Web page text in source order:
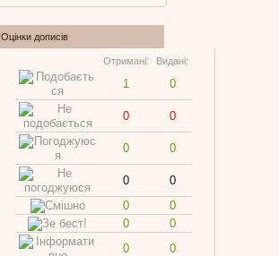
Оцінки дописів
Отримані: Видані:
1 0
0 0
0 0
0
0
0
0
0
0
0
0